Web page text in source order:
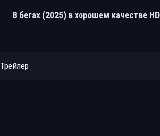
В бегах (2025) в хорошем качестве HD
Трейлер